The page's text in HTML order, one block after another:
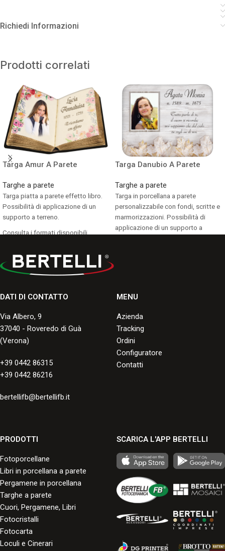
Richiedi Informazioni
Prodotti correlati
Targa Amur A Parete
Targhe a parete
Targa piatta a parete effetto libro.
Possibilità di applicazione di un
supporto a terreno.
Consulta i formati disponibili.
Targa Danubio A Parete
Targhe a parete
Targa in porcellana a parete
personalizzabile con fondi, scritte e
marmorizzazioni. Possibilità di
applicazione di un supporto a
DATI DI CONTATTO
Via Albero, 9
37040 - Roveredo di Guà
(Verona)
+39 0442 86315
+39 0442 86216
bertellifb@bertellifb.it
MENU
Azienda
Tracking
Ordini
Configuratore
Contatti
PRODOTTI
Fotoporcellane
Libri in porcellana a parete
Pergamene in porcellana
Targhe a parete
Cuori, Pergamene, Libri
Fotocristalli
Fotocarta
Loculi e Cinerari
SCARICA L'APP BERTELLI